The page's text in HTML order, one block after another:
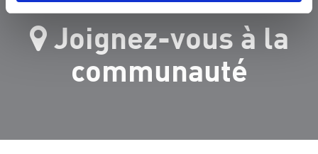
Joignez-vous à la
communauté